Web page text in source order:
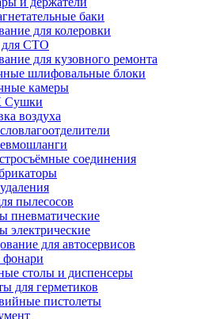
баки
для колеровки
для СТО
для кузовного ремонта
шлифовальные блоки
камеры
Сушки
воздуха
соединения
пылесосов
пневматические
электрические
для автосервисов
столы и диспенсеры
для герметиков
пистолеты